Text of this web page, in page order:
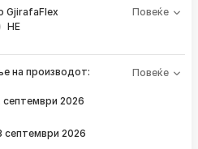
GjirafaFlex
НЕ
Повеќе
на производот:
септември 2026
септември 2026
Повеќе
на производот е периодот од
верификација на вашата
за верификација што го
или смс.
сега, производот
рок наведен погоре.
преку е-пошта за